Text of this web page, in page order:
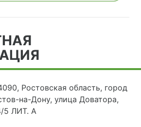
Ростовская область, город
на-Дону, улица Доватора,
5 ЛИТ. А